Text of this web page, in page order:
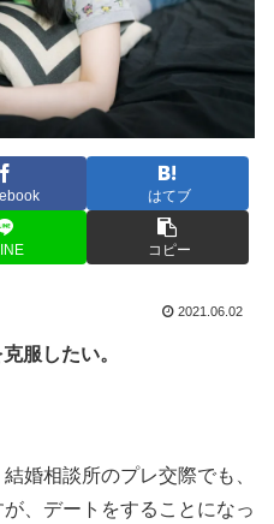
はてブ
コピー
2021.06.02
服したい。
婚相談所のプレ交際でも、
、デートをすることになっ